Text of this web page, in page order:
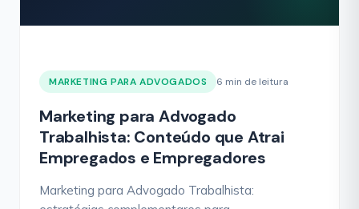
MARKETING PARA ADVOGADOS 6 min de leitura
Marketing para Advogado
Trabalhista: Conteúdo que Atrai
Empregados e Empregadores
Marketing para Advogado Trabalhista: